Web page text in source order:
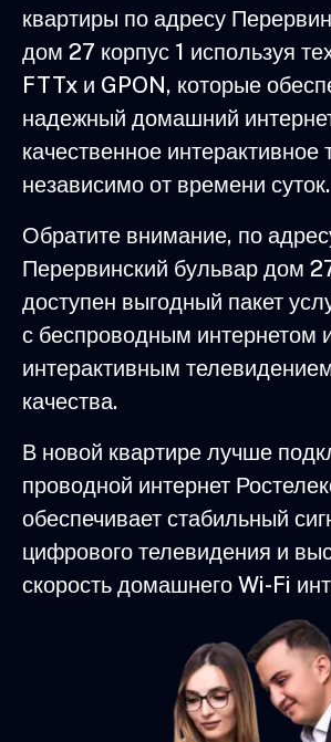
квартиры по адресу
дом 27 корпус 1 используя
FTTx и GPON, которые
надежный домашний
качественное интерактивное
независимо от времени суток.
Обратите внимание, по
Перервинский бульвар дом
доступен выгодный пакет
с беспроводным интернетом
интерактивным
качества.
В новой квартире лучше
проводной интернет
обеспечивает стабильный
цифрового телевидения и
скорость домашнего Wi-Fi